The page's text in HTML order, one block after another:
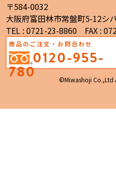
〒584-0032
大阪府富田林市常盤町5-12シ
TEL : 0721-23-8860 FAX :
商品のご注文・お問合わせ
0120-955-
780 ©Miwashoji Co.,Ltd